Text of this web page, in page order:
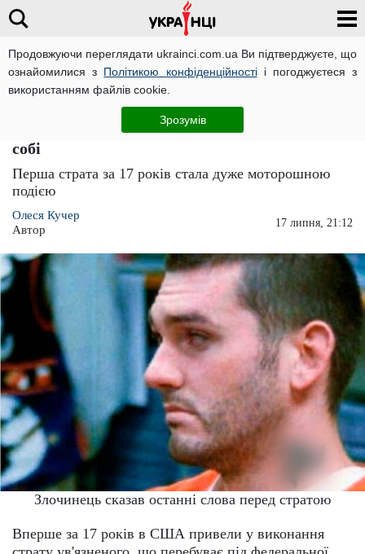
Продовжуючи переглядати ukrainci.com.ua Ви підтверджуєте, що
ознайомилися з Політикою конфіденційностіі погоджуєтеся з
використанням файлів cookie.
Зрозумів
Злочинець сказав останні слова перед
стратою, від яких людям в залі стало не по
собі
Перша страта за 17 років стала дуже моторошною
подією
Олеся Кучер
Автор
17 липня, 21:12
Злочинець сказав останні слова перед стратою
Вперше за 17 років в США привели у виконання